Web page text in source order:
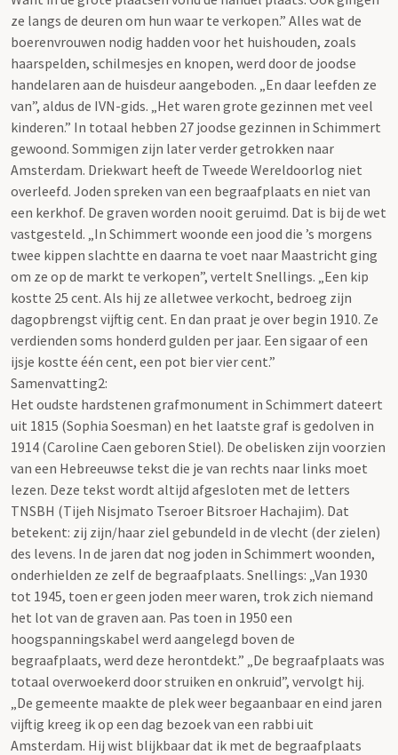
ze langs de deuren om hun waar te verkopen.” Alles wat de
boerenvrouwen nodig hadden voor het huishouden, zoals
haarspelden, schilmesjes en knopen, werd door de joodse
handelaren aan de huisdeur aangeboden. „En daar leefden ze
van”, aldus de IVN-gids. „Het waren grote gezinnen met veel
kinderen.” In totaal hebben 27 joodse gezinnen in Schimmert
gewoond. Sommigen zijn later verder getrokken naar
Amsterdam. Driekwart heeft de Tweede Wereldoorlog niet
overleefd. Joden spreken van een begraafplaats en niet van
een kerkhof. De graven worden nooit geruimd. Dat is bij de wet
vastgesteld. „In Schimmert woonde een jood die ’s morgens
twee kippen slachtte en daarna te voet naar Maastricht ging
om ze op de markt te verkopen”, vertelt Snellings. „Een kip
kostte 25 cent. Als hij ze alletwee verkocht, bedroeg zijn
dagopbrengst vijftig cent. En dan praat je over begin 1910. Ze
verdienden soms honderd gulden per jaar. Een sigaar of een
ijsje kostte één cent, een pot bier vier cent.”
Samenvatting2:
Het oudste hardstenen grafmonument in Schimmert dateert
uit 1815 (Sophia Soesman) en het laatste graf is gedolven in
1914 (Caroline Caen geboren Stiel). De obelisken zijn voorzien
van een Hebreeuwse tekst die je van rechts naar links moet
lezen. Deze tekst wordt altijd afgesloten met de letters
TNSBH (Tijeh Nisjmato Tseroer Bitsroer Hachajim). Dat
betekent: zij zijn/haar ziel gebundeld in de vlecht (der zielen)
des levens. In de jaren dat nog joden in Schimmert woonden,
onderhielden ze zelf de begraafplaats. Snellings: „Van 1930
tot 1945, toen er geen joden meer waren, trok zich niemand
het lot van de graven aan. Pas toen in 1950 een
hoogspanningskabel werd aangelegd boven de
begraafplaats, werd deze herontdekt.” „De begraafplaats was
totaal overwoekerd door struiken en onkruid”, vervolgt hij.
„De gemeente maakte de plek weer begaanbaar en eind jaren
vijftig kreeg ik op een dag bezoek van een rabbi uit
Amsterdam. Hij wist blijkbaar dat ik met de begraafplaats